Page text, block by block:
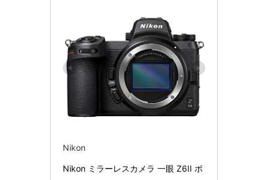
Nikon
Nikon ミラーレスカメラ 一眼 Z6II ボ